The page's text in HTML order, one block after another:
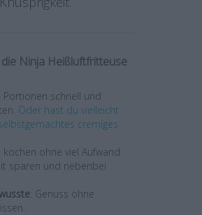
Ninja Heißluftfritteuse
Portionen schnell und
Oder hast du vielleicht
cremiges
kochen ohne viel Aufwand.
sparen und nebenbei
: Genuss ohne